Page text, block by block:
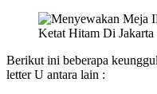
Berikut ini beberapa
letter U antara lain :